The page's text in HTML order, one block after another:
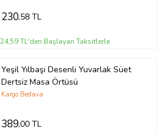
230,58 TL
24,59 TL'den Başlayan Taksitlerle
Yeşil Yılbaşı Desenli Yuvarlak Süet
Dertsiz Masa Örtüsü
Kargo Bedava
389,00 TL